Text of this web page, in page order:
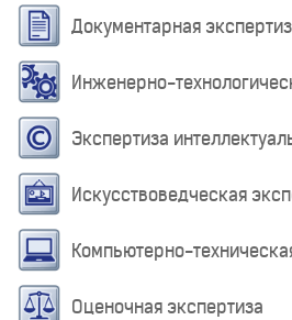
Документарная
Инженерно-
Экспертиза
Искусствоведческая
Компьютерно-
Оценочная экспертиза